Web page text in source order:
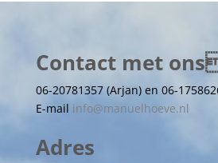
Contact met
06-20781357 (Arjan) en 06-
E-mail info@manuelhoeve.nl
Adres